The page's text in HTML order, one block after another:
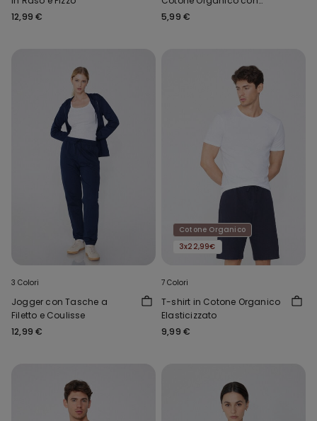
12,99 €
Scollo Tondo
5,99 €
3 Colori
Jogger con Tasche a
Filetto e Coulisse
12,99 €
Cotone Organico
3x22,99€
7 Colori
T-shirt in Cotone Organico
Elasticizzato
9,99 €